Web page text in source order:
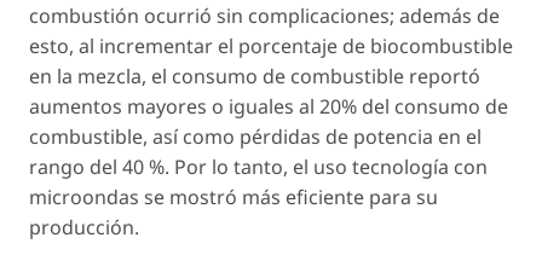
combustión ocurrió sin complicaciones; además de
esto, al incrementar el porcentaje de biocombustible
en la mezcla, el consumo de combustible reportó
aumentos mayores o iguales al 20% del consumo de
combustible, así como pérdidas de potencia en el
rango del 40 %. Por lo tanto, el uso tecnología con
microondas se mostró más eficiente para su
producción.